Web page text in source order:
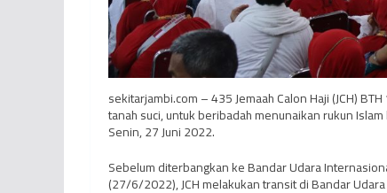
sekitarjambi.com – 435 Jemaah Calon Haji (JCH)
tanah suci, untuk beribadah menunaikan rukun
Senin, 27 Juni 2022.
Sebelum diterbangkan ke Bandar Udara
(27/6/2022), JCH melakukan transit di Bandar